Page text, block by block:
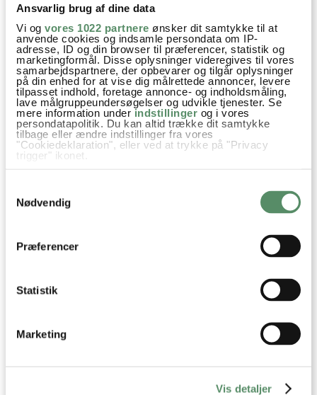
Ansvarlig brug af dine data
Vi og vores 1022 partnere ønsker dit samtykke til at
anvende cookies og indsamle persondata om IP-
adresse, ID og din browser til præferencer, statistik og
marketingformål. Disse oplysninger videregives til vores
samarbejdspartnere, der opbevarer og tilgår oplysninger
på din enhed for at vise dig målrettede annoncer, levere
tilpasset indhold, foretage annonce- og indholdsmåling,
lave målgruppeundersøgelser og udvikle tjenester. Se
mere information underindstillinger og i vores
persondatapolitik. Du kan altid trække dit samtykke
tilbage eller ændre indstillinger fra vores
"Cookiedeklaration", eller ved at trykke på "Privacy
trigger" ikonet.
Indsamle præcise oplysninger om din placering,
der kan være nøjagtig inden for få meter
Identificere din enhed baseret på en scanning af
Nødvendig
Præferencer
Statistik
Marketing
Vis detaljer
denne side, hvor jeg giver svar på mange 'ofte stillede
spørgsmål' til min opskrifter.
20 KOMMENTARER
Signe:
18. august 2025 kl. 11:15
Kan man lave dem uden kød?
Ann-Christine
Hej Signe